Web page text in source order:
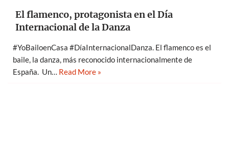
El flamenco, protagonista en el Día
Internacional de la Danza
#YoBailoenCasa #DíaInternacionalDanza. El flamenco es el
baile, la danza, más reconocido internacionalmente de
España. Un… Read More »